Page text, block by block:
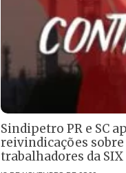
Sindipetro PR e SC
reivindicações
trabalhadores da